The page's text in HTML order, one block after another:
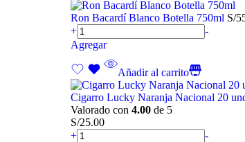
Ron Bacardí Blanco Botella 750ml S/
+
-
Agregar
Añadir al carrito
Cigarro Lucky Naranja Nacional 20
Valorado con 4.00 de 5
S/25.00
+
-